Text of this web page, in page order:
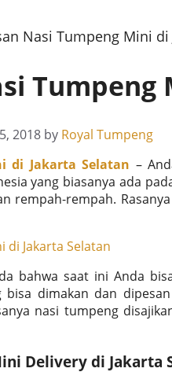
Nasi Tumpeng Mini di
2018 by Royal Tumpeng
di Jakarta Selatan –
yang biasanya ada
rempah-rempah.
bahwa saat ini Anda
dimakan dan
nasi tumpeng
Delivery di Jakarta